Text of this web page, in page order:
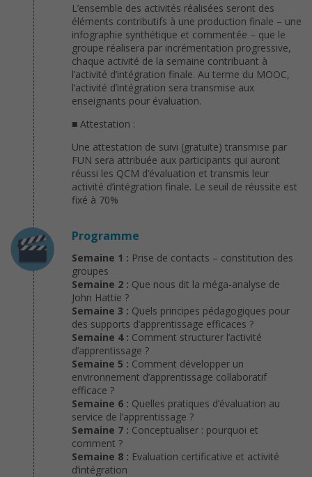
L’ensemble des activités réalisées seront des
éléments contributifs à une production finale – une
infographie synthétique et commentée – que le
groupe réalisera par incrémentation progressive,
chaque activité de la semaine contribuant à
l’activité d’intégration finale. Au terme du MOOC,
l’activité d’intégration sera transmise aux
enseignants pour évaluation.
■ Attestation :
Une attestation de suivi (gratuite) transmise par
FUN sera attribuée aux participants qui auront
réussi les QCM d’évaluation et transmis leur
activité d’intégration finale. Le seuil de réussite est
fixé à 70%
Programme
Semaine 1 : Prise de contacts – constitution des
groupes
Semaine 2 : Que nous dit la méga-analyse de
John Hattie ?
Semaine 3 : Quels principes pédagogiques pour
des supports d’apprentissage efficaces ?
Semaine 4 : Comment structurer l’activité
d’apprentissage ?
Semaine 5 : Comment développer un
environnement d’apprentissage collaboratif
efficace ?
Semaine 6 : Quelles pratiques d’évaluation au
service de l’apprentissage ?
Semaine 7 : Conceptualiser : pourquoi et
comment ?
Semaine 8 : Evaluation certificative et activité
d’intégration